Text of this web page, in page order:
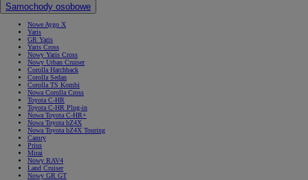
Samochody osobowe
Nowe Aygo X
Yaris
GR Yaris
Yaris Cross
Nowy Yaris Cross
Nowy Urban Cruiser
Corolla Hatchback
Corolla Sedan
Corolla TS Kombi
Nowa Corolla Cross
Toyota C-HR
Toyota C-HR Plug-in
Nowa Toyota C-HR+
Nowa Toyota bZ4X
Nowa Toyota bZ4X Touring
Camry
Prius
Mirai
Nowy RAV4
Land Cruiser
Nowy GR GT